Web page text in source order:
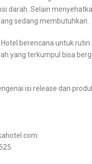
darah. Selain
sedang membutuhkan.
berencana untuk
yang terkumpul bisa
isi release dan